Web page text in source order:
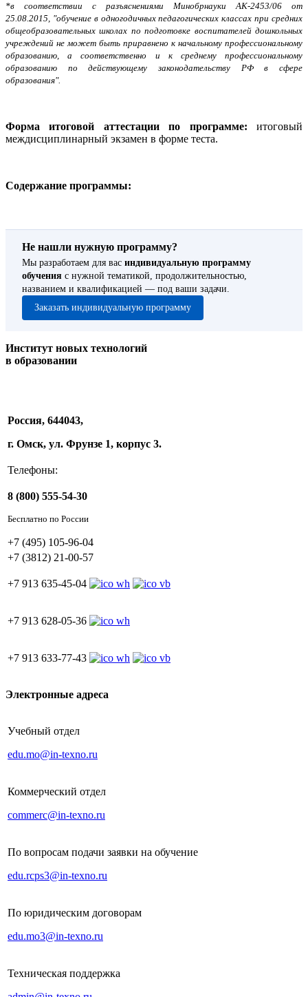
*в соответствии с разъяснениями Минобрнауки АК-2453/06 от
25.08.2015, "обучение в одногодичных педагогических классах при средних
общеобразовательных школах по подготовке воспитателей дошкольных
учреждений не может быть приравнено к начальному профессиональному
образованию, а соответственно и к среднему профессиональному
образованию по действующему законодательству РФ в сфере
образования".
Форма итоговой аттестации по программе: итоговый
междисциплинарный экзамен в форме теста.
Содержание программы:
Не нашли нужную программу?
Мы разработаем для вас индивидуальную программу
обучения с нужной тематикой, продолжительностью,
названием и квалификацией — под ваши задачи.
Заказать индивидуальную программу
Институт новых технологий
в образовании
Россия, 644043,
г. Омск, ул. Фрунзе 1, корпус 3.
Телефоны:
8 (800) 555-54-30
Бесплатно по России
+7 (495) 105-96-04
+7 (3812) 21-00-57
+7 913 635-45-04
+7 913 628-05-36
+7 913 633-77-43
Электронные адреса
Учебный отдел
edu.mo@in-texno.ru
Коммерческий отдел
commerc@in-texno.ru
По вопросам подачи заявки на обучение
edu.rcps3@in-texno.ru
По юридическим договорам
edu.mo3@in-texno.ru
Техническая поддержка